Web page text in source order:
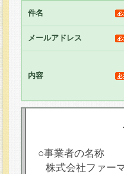
件名
メールアドレス
内容
○事業者の名称
株式会社ファー